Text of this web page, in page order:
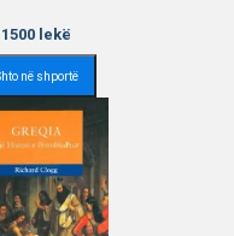
1500 lekë
në shportë